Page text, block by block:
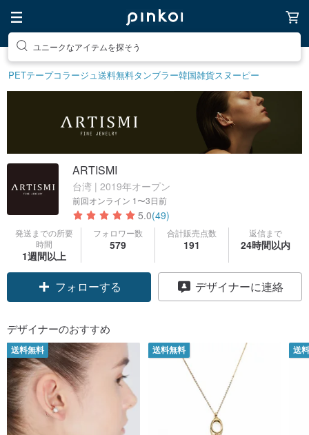
素敵な生活グッズを探そう
ユニークなアイテムを探そう
PETテープコラージュ送料無料タンブラー韓国雑貨スヌーピー
ARTISMI
台湾 | 2019年オープン
前回オンライン 1〜3日前
5.0(49)
発送までの所要
時間
1週間以上
フォロワー数
579
合計販売点数
191
返信まで
24時間以内
フォローする デザイナーに連絡
デザイナーのおすすめ
送料無料 送料無料 送